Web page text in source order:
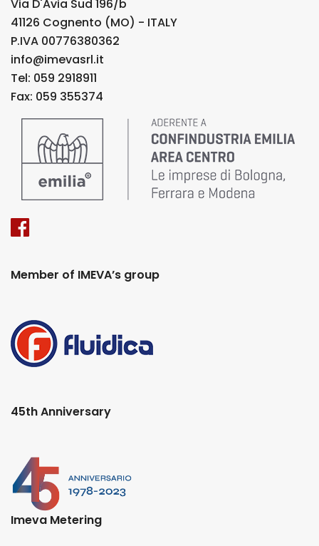
Via D'Avia Sud 196/b
41126 Cognento (MO) - ITALY
P.IVA 00776380362
info@imevasrl.it
Tel: 059 2918911
Fax: 059 355374
Member of IMEVA’s group
45th Anniversary
Imeva Metering